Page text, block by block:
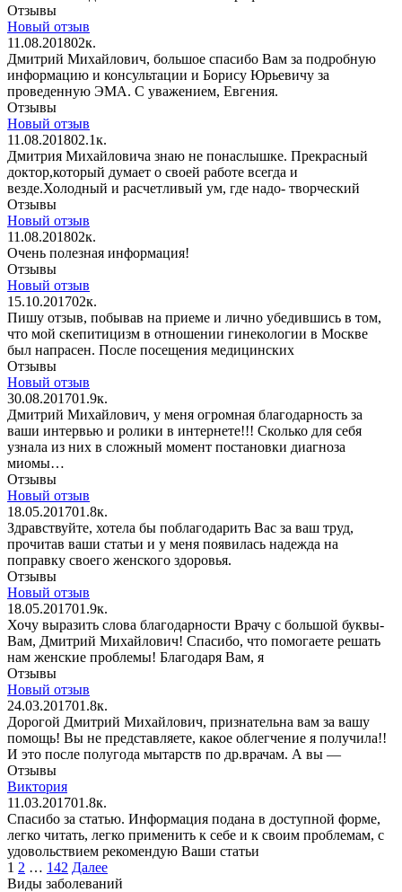
Отзывы
Новый отзыв
11.08.201802к.
Дмитрий Михайлович, большое спасибо Вам за подробную
информацию и консультации и Борису Юрьевичу за
проведенную ЭМА. С уважением, Евгения.
Отзывы
Новый отзыв
11.08.201802.1к.
Дмитрия Михайловича знаю не понаслышке. Прекрасный
доктор,который думает о своей работе всегда и
везде.Холодный и расчетливый ум, где надо- творческий
Отзывы
Новый отзыв
11.08.201802к.
Очень полезная информация!
Отзывы
Новый отзыв
15.10.201702к.
Пишу отзыв, побывав на приеме и лично убедившись в том,
что мой скепитицизм в отношении гинекологии в Москве
был напрасен. После посещения медицинских
Отзывы
Новый отзыв
30.08.201701.9к.
Дмитрий Михайлович, у меня огромная благодарность за
ваши интервью и ролики в интернете!!! Сколько для себя
узнала из них в сложный момент постановки диагноза
миомы…
Отзывы
Новый отзыв
18.05.201701.8к.
Здравствуйте, хотела бы поблагодарить Вас за ваш труд,
прочитав ваши статьи и у меня появилась надежда на
поправку своего женского здоровья.
Отзывы
Новый отзыв
18.05.201701.9к.
Хочу выразить слова благодарности Врачу с большой буквы-
Вам, Дмитрий Михайлович! Спасибо, что помогаете решать
нам женские проблемы! Благодаря Вам, я
Отзывы
Новый отзыв
24.03.201701.8к.
Дорогой Дмитрий Михайлович, признательна вам за вашу
помощь! Вы не представляете, какое облегчение я получила!!
И это после полугода мытарств по др.врачам. А вы —
Отзывы
Виктория
11.03.201701.8к.
Спасибо за статью. Информация подана в доступной форме,
легко читать, легко применить к себе и к своим проблемам, с
удовольствием рекомендую Ваши статьи
Пагинация
записей
1 2 … 142 Далее
Виды заболеваний